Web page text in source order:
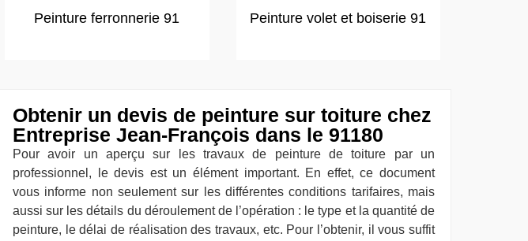
Peinture ferronnerie 91 Peinture volet et boiserie 91
Obtenir un devis de peinture sur toiture chez
Entreprise Jean-François dans le 91180
Pour avoir un aperçu sur les travaux de peinture de toiture par un
professionnel, le devis est un élément important. En effet, ce document
vous informe non seulement sur les différentes conditions tarifaires, mais
aussi sur les détails du déroulement de l’opération : le type et la quantité de
peinture, le délai de réalisation des travaux, etc. Pour l’obtenir, il vous suffit